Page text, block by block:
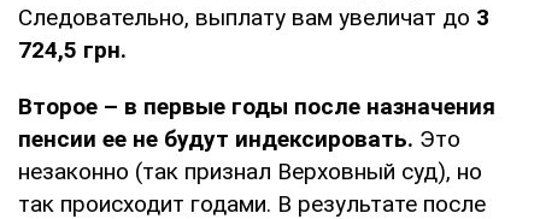
Следовательно, выплату вам увеличат до 3
724,5 грн.
Второе – в первые годы после назначения
пенсии ее не будут индексировать. Это
незаконно (так признал Верховный суд), но
так происходит годами. В результате после